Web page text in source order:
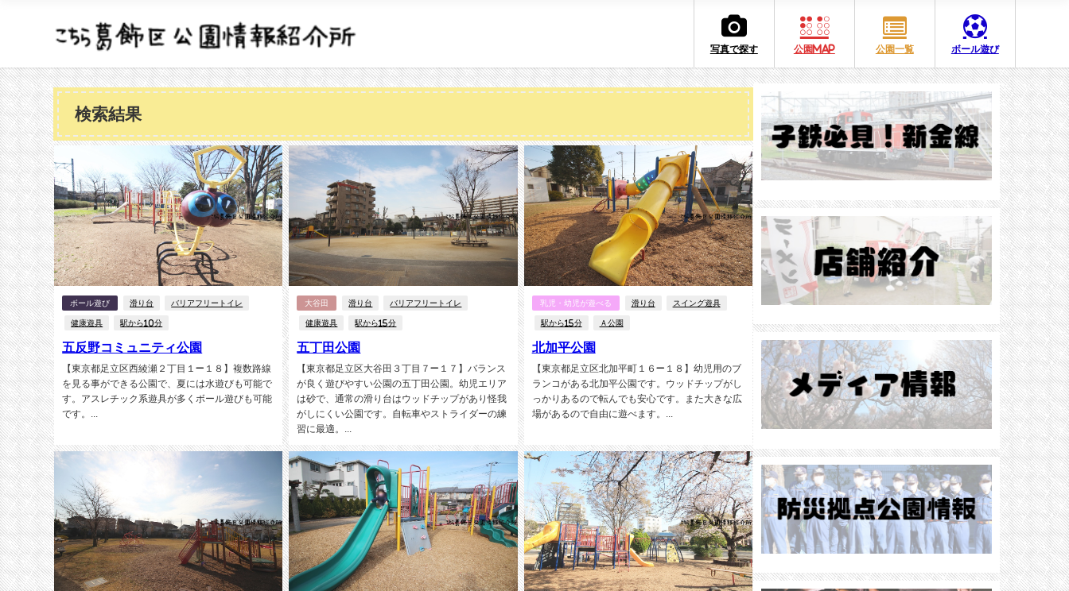
写真で探す 公園MAP 公園一覧 ボール遊び
検索結果
ボール遊び 滑り台 バリアフリートイレ
健康遊具 駅から10分
五反野コミュニティ公園
【東京都足立区西綾瀬２丁目１−１８】複数路線
を見る事ができる公園で、夏には水遊びも可能で
す。アスレチック系遊具が多くボール遊びも可能
です。...
大谷田 滑り台 バリアフリートイレ
健康遊具 駅から15分
五丁田公園
【東京都足立区大谷田３丁目７−１７】バランス
が良く遊びやすい公園の五丁田公園。幼児エリア
は砂で、通常の滑り台はウッドチップがあり怪我
がしにくい公園です。自転車やストライダーの練
習に最適。...
乳児・幼児が遊べる 滑り台 スイング遊具
駅から15分 Ａ公園
北加平公園
【東京都足立区北加平町１６−１８】幼児用のブ
ランコがある北加平公園です。ウッドチップがし
っかりあるので転んでも安心です。また大きな広
場があるので自由に遊べます。...